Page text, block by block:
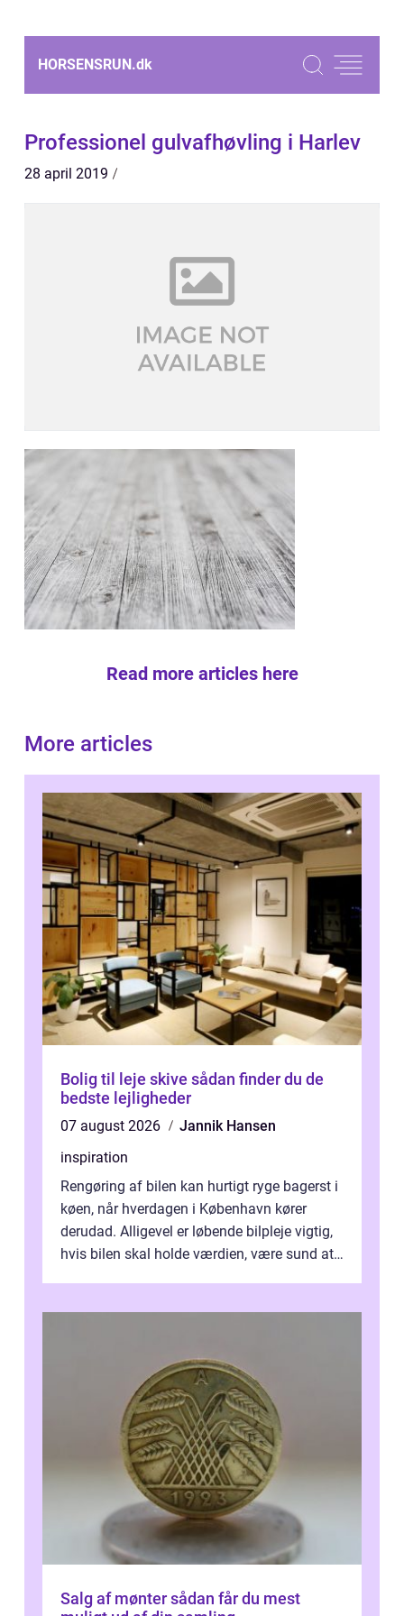
HORSENSRUN.dk
Professionel gulvafhøvling i Harlev
28 april 2019
Read more articles here
More articles
Bolig til leje skive sådan finder du de
bedste lejligheder
07 august 2026
Jannik Hansen
inspiration
Rengøring af bilen kan hurtigt ryge bagerst i
køen, når hverdagen i København kører
derudad. Alligevel er løbende bilpleje vigtig,
hvis bilen skal holde værdien, være sund at
Salg af mønter sådan får du mest